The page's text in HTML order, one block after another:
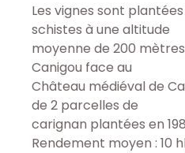
Les vignes sont
schistes à une altitude
moyenne de 200
Canigou face au
Château médiéval de
de 2 parcelles de
carignan plantées en
Rendement moyen : 10